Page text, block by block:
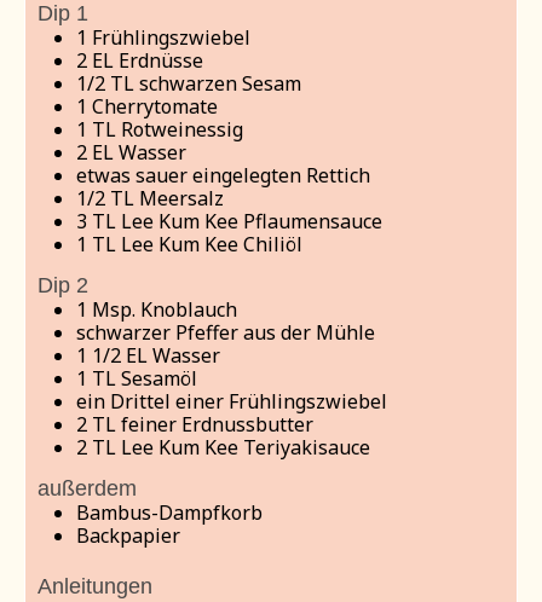
Dip 1
1 Frühlingszwiebel
2 EL Erdnüsse
1/2 TL schwarzen Sesam
1 Cherrytomate
1 TL Rotweinessig
2 EL Wasser
etwas sauer eingelegten Rettich
1/2 TL Meersalz
3 TL Lee Kum Kee Pflaumensauce
1 TL Lee Kum Kee Chiliöl
Dip 2
1 Msp. Knoblauch
schwarzer Pfeffer aus der Mühle
1 1/2 EL Wasser
1 TLSesamöl
ein Drittel einer Frühlingszwiebel
2 TLfeiner Erdnussbutter
2 TL Lee Kum Kee Teriyakisauce
außerdem
Bambus-Dampfkorb
Backpapier
Anleitungen